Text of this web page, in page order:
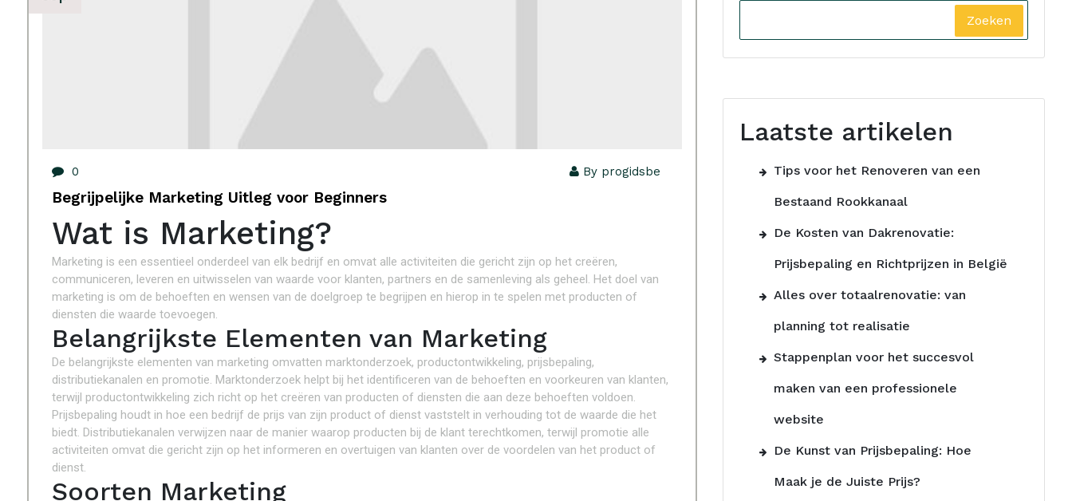
0 By progidsbe
Begrijpelijke Marketing Uitleg voor Beginners
Wat is Marketing?
Marketing is een essentieel onderdeel van elk bedrijf en omvat alle activiteiten die gericht zijn op het creëren,
communiceren, leveren en uitwisselen van waarde voor klanten, partners en de samenleving als geheel. Het doel van
marketing is om de behoeften en wensen van de doelgroep te begrijpen en hierop in te spelen met producten of
diensten die waarde toevoegen.
Belangrijkste Elementen van Marketing
De belangrijkste elementen van marketing omvatten marktonderzoek, productontwikkeling, prijsbepaling,
distributiekanalen en promotie. Marktonderzoek helpt bij het identificeren van de behoeften en voorkeuren van klanten,
terwijl productontwikkeling zich richt op het creëren van producten of diensten die aan deze behoeften voldoen.
Prijsbepaling houdt in hoe een bedrijf de prijs van zijn product of dienst vaststelt in verhouding tot de waarde die het
biedt. Distributiekanalen verwijzen naar de manier waarop producten bij de klant terechtkomen, terwijl promotie alle
activiteiten omvat die gericht zijn op het informeren en overtuigen van klanten over de voordelen van het product of
dienst.
Soorten Marketing
Zoeken
Laatste artikelen
Tips voor het Renoveren van een
Bestaand Rookkanaal
De Kosten van Dakrenovatie:
Prijsbepaling en Richtprijzen in België
Alles over totaalrenovatie: van
planning tot realisatie
Stappenplan voor het succesvol
maken van een professionele
website
De Kunst van Prijsbepaling: Hoe
Maak je de Juiste Prijs?